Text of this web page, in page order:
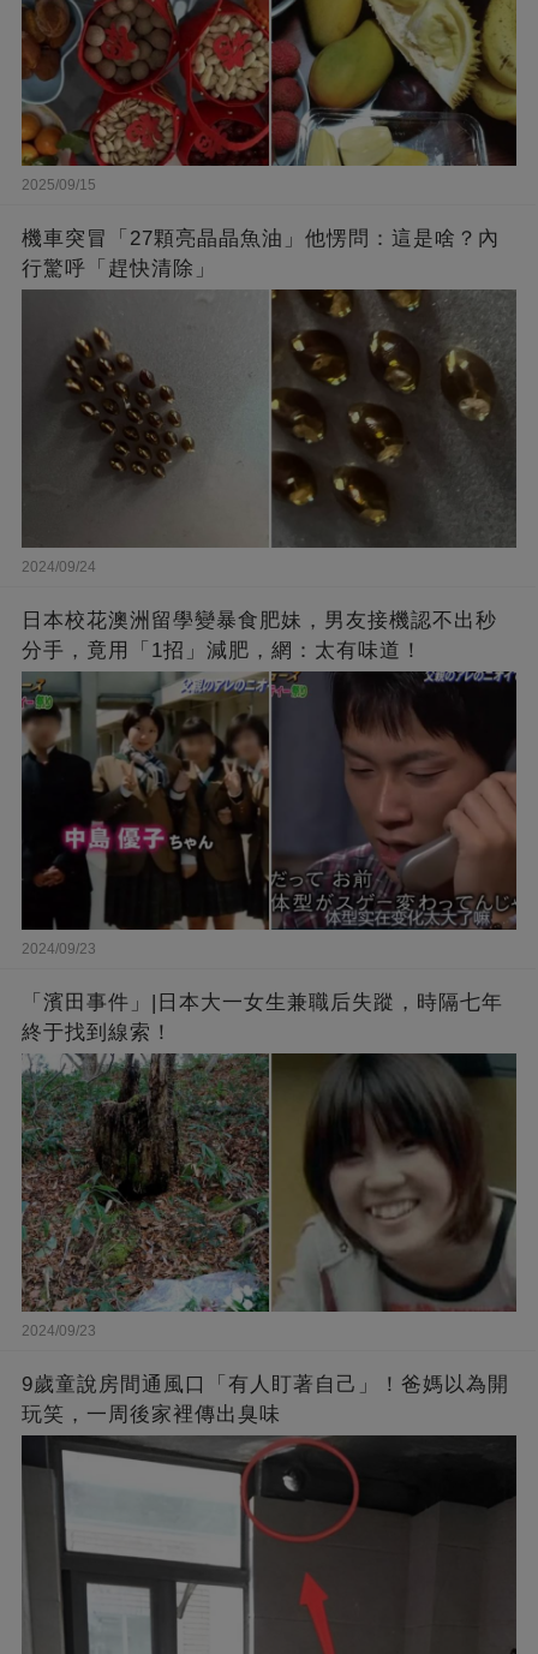
2025/09/15
機車突冒「27顆亮晶晶魚油」他愣問：這是啥？內
行驚呼「趕快清除」
2024/09/24
日本校花澳洲留學變暴食肥妹，男友接機認不出秒
分手，竟用「1招」減肥，網：太有味道！
2024/09/23
「濱田事件」|日本大一女生兼職后失蹤，時隔七年
終于找到線索！
2024/09/23
9歲童說房間通風口「有人盯著自己」！爸媽以為開
玩笑，一周後家裡傳出臭味